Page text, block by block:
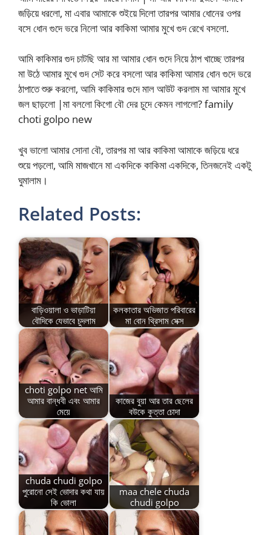
জড়িয়ে ধরলো, মা এবার আমাকে শুইয়ে দিলো তারপর আমার ধোনের ওপর
বসে ধোন গুদে ভরে নিলো আর কাকিমা আমার মুখে গুদ রেখে বসলো.
আমি কাকিমার গুদ চাটছি আর মা আমার ধোন গুদে নিয়ে ঠাপ খাচ্ছে তারপর
মা উঠে আমার মুখে গুদ সেট করে বসলো আর কাকিমা আমার ধোন গুদে ভরে
ঠাপাতে শুরু করলো, আমি কাকিমার গুদে মাল আউট করলাম মা আমার মুখে
জল ছাড়লো |মা বললো কিগো বৌ দের চুদে কেমন লাগলো? family
choti golpo new
খুব ভালো আমার সোনা বৌ, তারপর মা আর কাকিমা আমাকে জড়িয়ে ধরে
শুয়ে পড়লো, আমি মাজখানে মা একদিকে কাকিমা একদিকে, তিনজনেই একটু
ঘুমালাম।
Related Posts:
বাড়িওয়ালা ও ভাড়াটিয়া
বৌদিকে যেভাবে চুদলাম
কলকাতার অভিজাত পরিবারের
মা বোন থ্রিসাম সেক্স
choti golpo net আমি
আমার বান্ধবী এবং আমার
মেয়ে
কাজের বুয়া আর তার ছেলের
বউকে কুত্তা চোদা
chuda chudi golpo
পুরোনো সেই ভোদার কথা যায়
কি ভোলা
maa chele chuda
chudi golpo